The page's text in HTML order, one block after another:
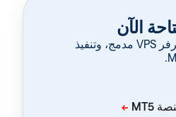
‏21 إطارًا زمنيًا، وسيرفر VPS مدمج، وتنفيذ